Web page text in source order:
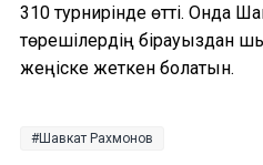
310 турнирінде өтті. Онда
төрешілердің бірауыздан
жеңіске жеткен болатын.
Шавкат Рахмонов